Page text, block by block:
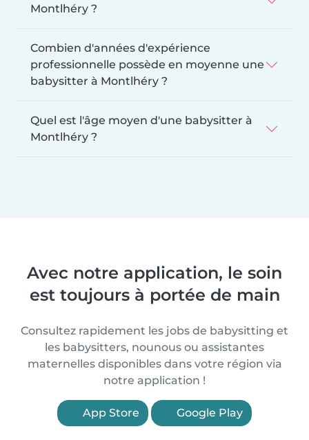
Montlhéry ?
Combien d'années d'expérience
professionnelle possède en moyenne une
babysitter à Montlhéry ?
Quel est l'âge moyen d'une babysitter à
Montlhéry ?
Avec notre application, le soin
est toujours à portée de main
Consultez rapidement les jobs de babysitting et
les babysitters, nounous ou assistantes
maternelles disponibles dans votre région via
notre application !
App Store Google Play